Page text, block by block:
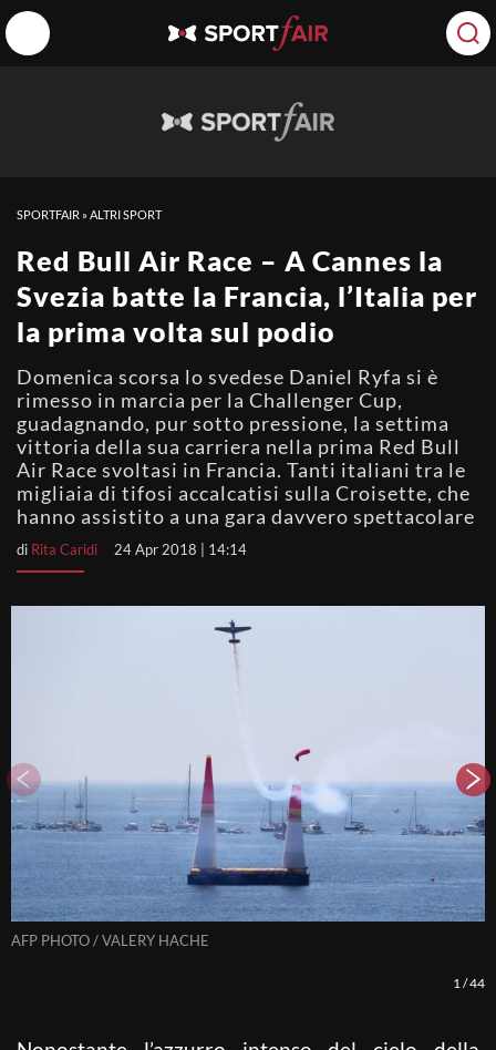
SPORTFAIR »ALTRI SPORT
Red Bull Air Race – A Cannes la
Svezia batte la Francia, l’Italia per
la prima volta sul podio
Domenica scorsa lo svedese Daniel Ryfa si è
rimesso in marcia per la Challenger Cup,
guadagnando, pur sotto pressione, la settima
vittoria della sua carriera nella prima Red Bull
Air Race svoltasi in Francia. Tanti italiani tra le
migliaia di tifosi accalcatisi sulla Croisette, che
hanno assistito a una gara davvero spettacolare
di Rita Caridi 24 Apr 2018 | 14:14
AFP PHOTO / VALERY HACHE
1 /44